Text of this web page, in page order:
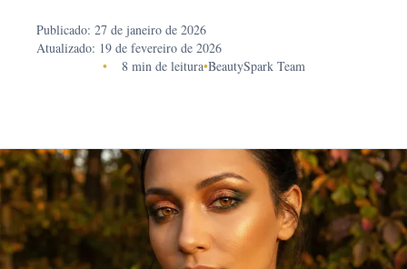
Publicado: 27 de janeiro de 2026
Atualizado: 19 de fevereiro de 2026
•
8 min de leitura•BeautySpark Team